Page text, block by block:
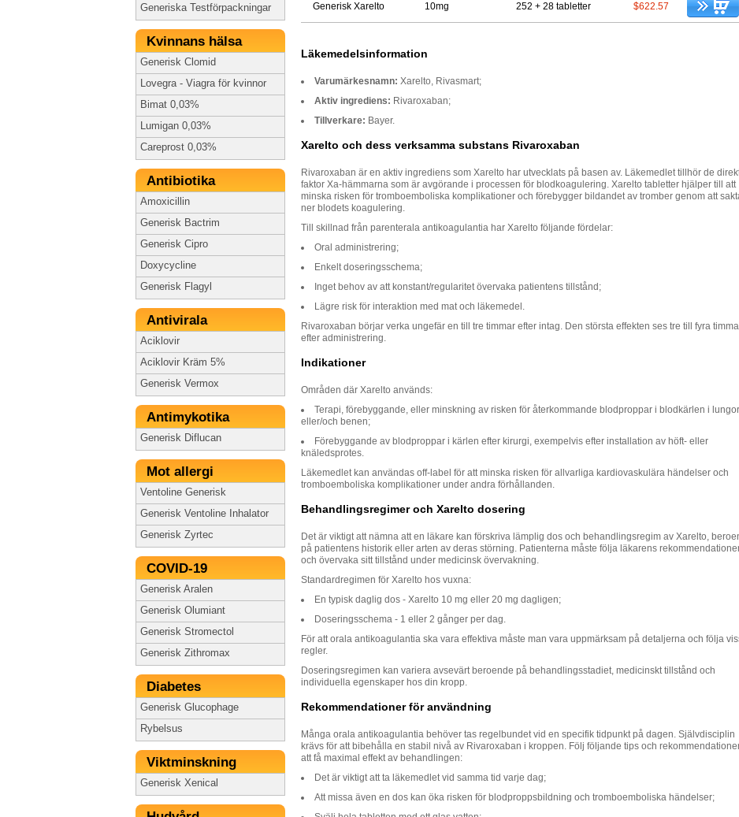
Generiska Testförpackningar
Kvinnans hälsa
Generisk Clomid
Lovegra - Viagra för kvinnor
Bimat 0,03%
Lumigan 0,03%
Careprost 0,03%
Antibiotika
Amoxicillin
Generisk Bactrim
Generisk Cipro
Doxycycline
Generisk Flagyl
Antivirala
Aciklovir
Aciklovir Kräm 5%
Generisk Vermox
Antimykotika
Generisk Diflucan
Mot allergi
Ventoline Generisk
Generisk Ventoline Inhalator
Generisk Zyrtec
COVID-19
Generisk Aralen
Generisk Olumiant
Generisk Stromectol
Generisk Zithromax
Diabetes
Generisk Glucophage
Rybelsus
Viktminskning
Generisk Xenical
Generisk Xarelto 10mg 252 + 28 tabletter $622.57
Läkemedelsinformation
Varumärkesnamn: Xarelto, Rivasmart;
Aktiv ingrediens: Rivaroxaban;
Tillverkare: Bayer.
Xarelto och dess verksamma substans Rivaroxaban
Rivaroxaban är en aktiv ingrediens som Xarelto har utvecklats på basen av. Läkemedlet tillhör de
faktor Xa-hämmarna som är avgörande i processen för blodkoagulering. Xarelto tabletter hjälper till att
minska risken för tromboemboliska komplikationer och förebygger bildandet av tromber genom att
ner blodets koagulering.
Till skillnad från parenterala antikoagulantia har Xarelto följande fördelar:
Oral administrering;
Enkelt doseringsschema;
Inget behov av att konstant/regularitet övervaka patientens tillstånd;
Lägre risk för interaktion med mat och läkemedel.
Rivaroxaban börjar verka ungefär en till tre timmar efter intag. Den största effekten ses tre till fyra
efter administrering.
Indikationer
Områden där Xarelto används:
Terapi, förebyggande, eller minskning av risken för återkommande blodproppar i blodkärlen i
eller/och benen;
Förebyggande av blodproppar i kärlen efter kirurgi, exempelvis efter installation av höft- eller
knäledsprotes.
Läkemedlet kan användas off-label för att minska risken för allvarliga kardiovaskulära händelser och
tromboemboliska komplikationer under andra förhållanden.
Behandlingsregimer och Xarelto dosering
Det är viktigt att nämna att en läkare kan förskriva lämplig dos och behandlingsregim av Xarelto,
på patientens historik eller arten av deras störning. Patienterna måste följa läkarens
och övervaka sitt tillstånd under medicinsk övervakning.
Standardregimen för Xarelto hos vuxna:
En typisk daglig dos - Xarelto 10 mg eller 20 mg dagligen;
Doseringsschema - 1 eller 2 gånger per dag.
För att orala antikoagulantia ska vara effektiva måste man vara uppmärksam på detaljerna och följa
regler.
Doseringsregimen kan variera avsevärt beroende på behandlingsstadiet, medicinskt tillstånd och
individuella egenskaper hos din kropp.
Rekommendationer för användning
Många orala antikoagulantia behöver tas regelbundet vid en specifik tidpunkt på dagen. Självdisciplin
krävs för att bibehålla en stabil nivå av Rivaroxaban i kroppen. Följ följande tips och
att få maximal effekt av behandlingen:
Det är viktigt att ta läkemedlet vid samma tid varje dag;
Att missa även en dos kan öka risken för blodproppsbildning och tromboemboliska händelser;